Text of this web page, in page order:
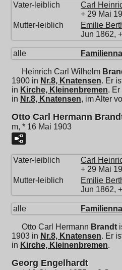
Vater-leiblich Carl
+ 29 Mai
Mutter-leiblich
Emilie
Jun 1862,
alle
Heinrich Carl Wilhelm
1900 in Nr.8, Knatensen. Er
in Kirche, Kleinenbremen.
in Nr.8, Knatensen, im Alter
Otto Carl Hermann
m, * 16 Mai 1903
Vater-leiblich Carl
+ 29 Mai
Mutter-leiblich
Emilie
Jun 1862,
alle
Otto Carl Hermann Brandt
1903 in Nr.8, Knatensen. Er
in Kirche, Kleinenbremen.
Georg Engelhardt